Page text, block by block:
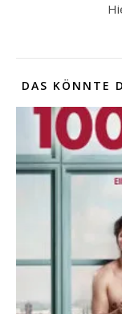
DAS KÖNNTE